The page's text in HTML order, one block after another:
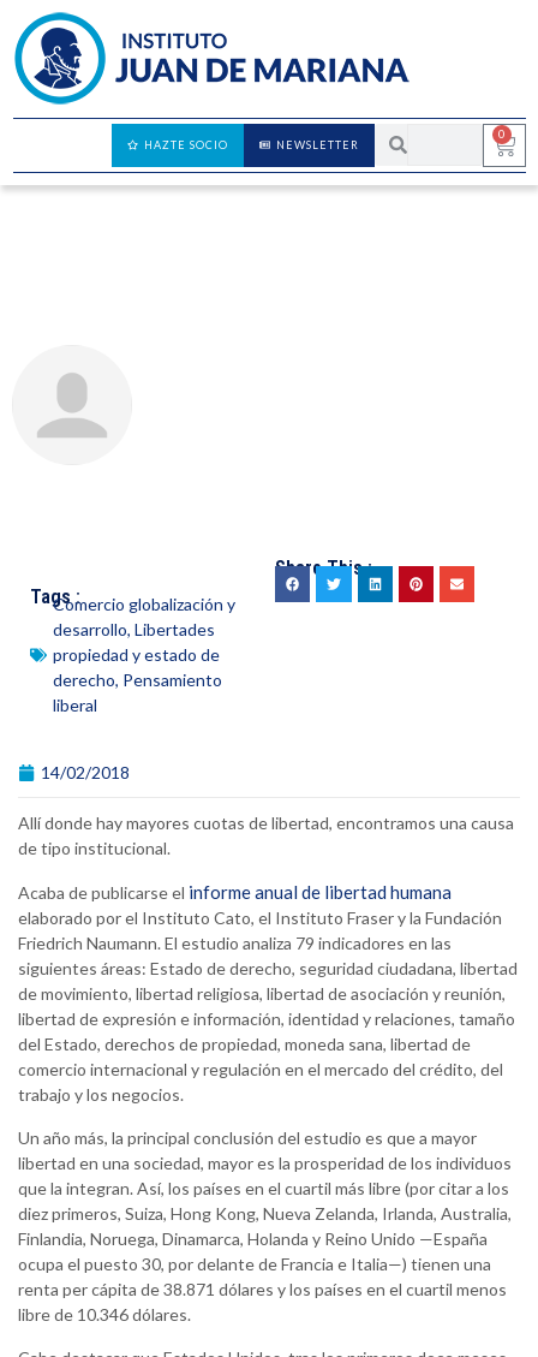
0
NEWSLETTER
HAZTE SOCIO
Tags :
Comercio globalización y
desarrollo, Libertades
propiedad y estado de
derecho, Pensamiento
liberal
Share This :
14/02/2018
Allí donde hay mayores cuotas de libertad, encontramos una causa
de tipo institucional.
Acaba de publicarse el informe anual de libertad humana
elaborado por el Instituto Cato, el Instituto Fraser y la Fundación
Friedrich Naumann. El estudio analiza 79 indicadores en las
siguientes áreas: Estado de derecho, seguridad ciudadana, libertad
de movimiento, libertad religiosa, libertad de asociación y reunión,
libertad de expresión e información, identidad y relaciones, tamaño
del Estado, derechos de propiedad, moneda sana, libertad de
comercio internacional y regulación en el mercado del crédito, del
trabajo y los negocios.
Un año más, la principal conclusión del estudio es que a mayor
libertad en una sociedad, mayor es la prosperidad de los individuos
que la integran. Así, los países en el cuartil más libre (por citar a los
diez primeros, Suiza, Hong Kong, Nueva Zelanda, Irlanda, Australia,
Finlandia, Noruega, Dinamarca, Holanda y Reino Unido —España
ocupa el puesto 30, por delante de Francia e Italia—) tienen una
renta per cápita de 38.871 dólares y los países en el cuartil menos
libre de 10.346 dólares.